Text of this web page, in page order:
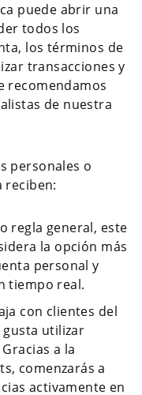
puede abrir una
todos los
los términos de
transacciones y
recomendamos
de nuestra
personales o
reciben:
regla general, este
la opción más
personal y
tiempo real.
con clientes del
gusta utilizar
a la
comenzarás a
activamente en